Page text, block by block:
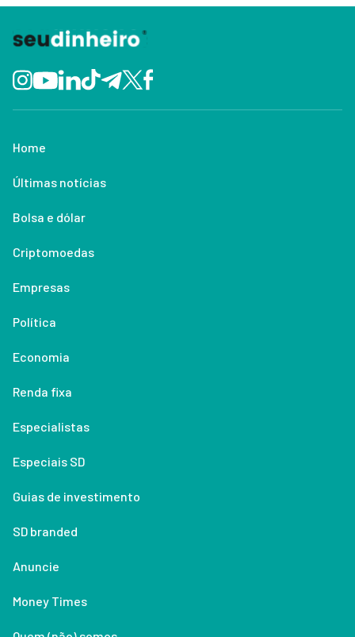
Home
Últimas notícias
Bolsa e dólar
Criptomoedas
Empresas
Política
Economia
Renda fixa
Especialistas
Especiais SD
Guias de investimento
SD branded
Anuncie
Money Times